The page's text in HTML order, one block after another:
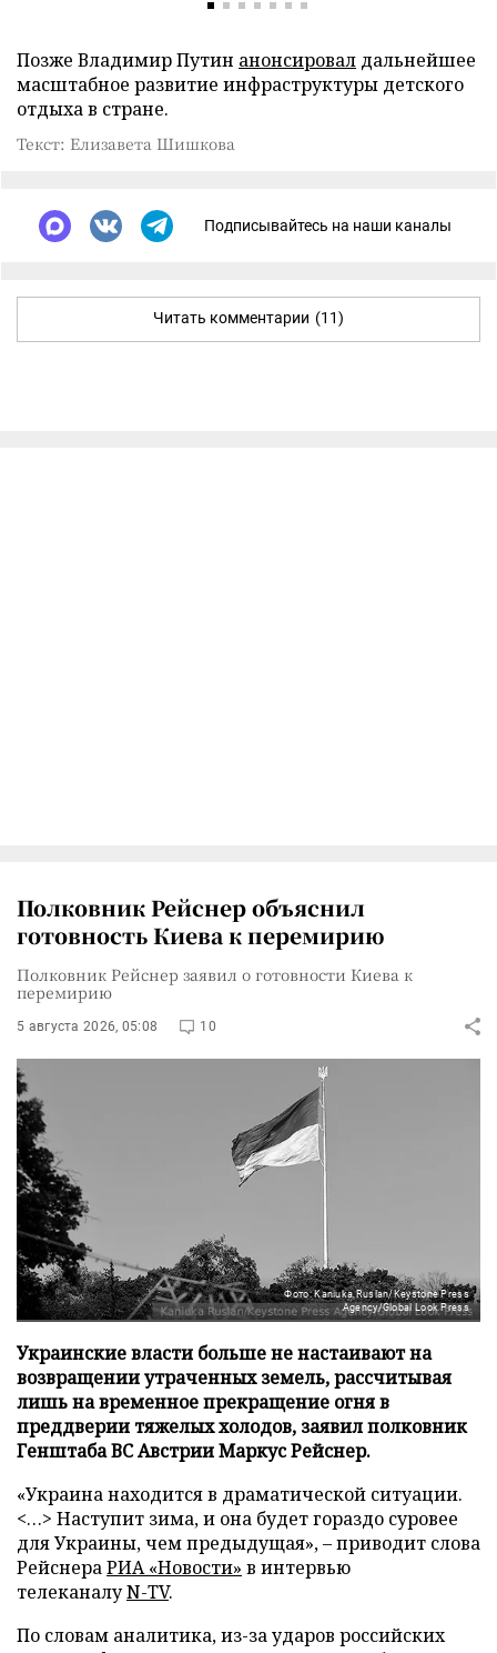
Позже Владимир Путин анонсировал дальнейшее
масштабное развитие инфраструктуры детского
отдыха в стране.
Текст: Елизавета Шишкова
Подписывайтесь на наши каналы
Читать комментарии (11)
Полковник Рейснер объяснил
готовность Киева к перемирию
Полковник Рейснер заявил о готовности Киева к
перемирию
5 августа 2026, 05:08 10
Фото: Kaniuka Ruslan/Keystone Press
Agency/Global Look Press
Украинские власти больше не настаивают на
возвращении утраченных земель, рассчитывая
лишь на временное прекращение огня в
преддверии тяжелых холодов, заявил полковник
Генштаба ВС Австрии Маркус Рейснер.
«Украина находится в драматической ситуации.
<…> Наступит зима, и она будет гораздо суровее
для Украины, чем предыдущая», – приводит слова
РейснераРИА «Новости» в интервью
телеканалуN-TV.
По словам аналитика, из-за ударов российских